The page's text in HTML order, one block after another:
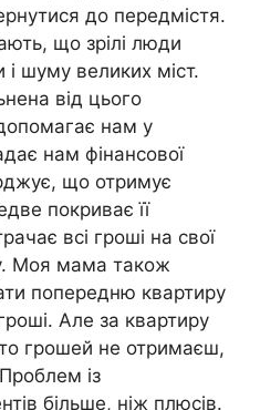
до передмістя.
що зрілі люди
і шуму великих міст.
від цього
нам у
нам фінансової
що отримує
покриває її
всі гроші на свої
Моя мама також
попередню квартиру
Але за квартиру
грошей не отримаєш,
із
більше, ніж плюсів.